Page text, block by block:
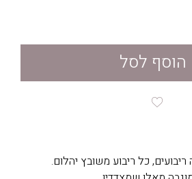
הוסף לסל
כל ריבוע משובץ יהלום.